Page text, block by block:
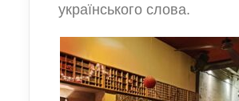
українського слова.